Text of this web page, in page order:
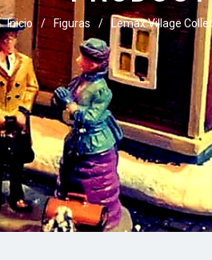
Inicio / Figuras / Lemax Village